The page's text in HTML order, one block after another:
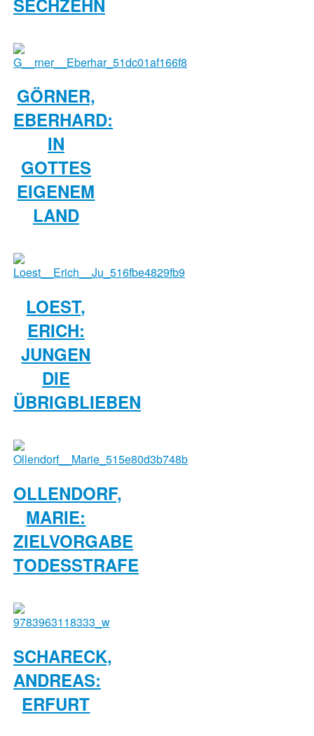
GÖRNER,
EBERHARD:
IN
GOTTES
EIGENEM
LAND
LOEST,
ERICH:
JUNGEN
DIE
ÜBRIGBLIEBEN
OLLENDORF,
MARIE:
ZIELVORGABE
TODESSTRAFE
SCHARECK,
ANDREAS:
ERFURT